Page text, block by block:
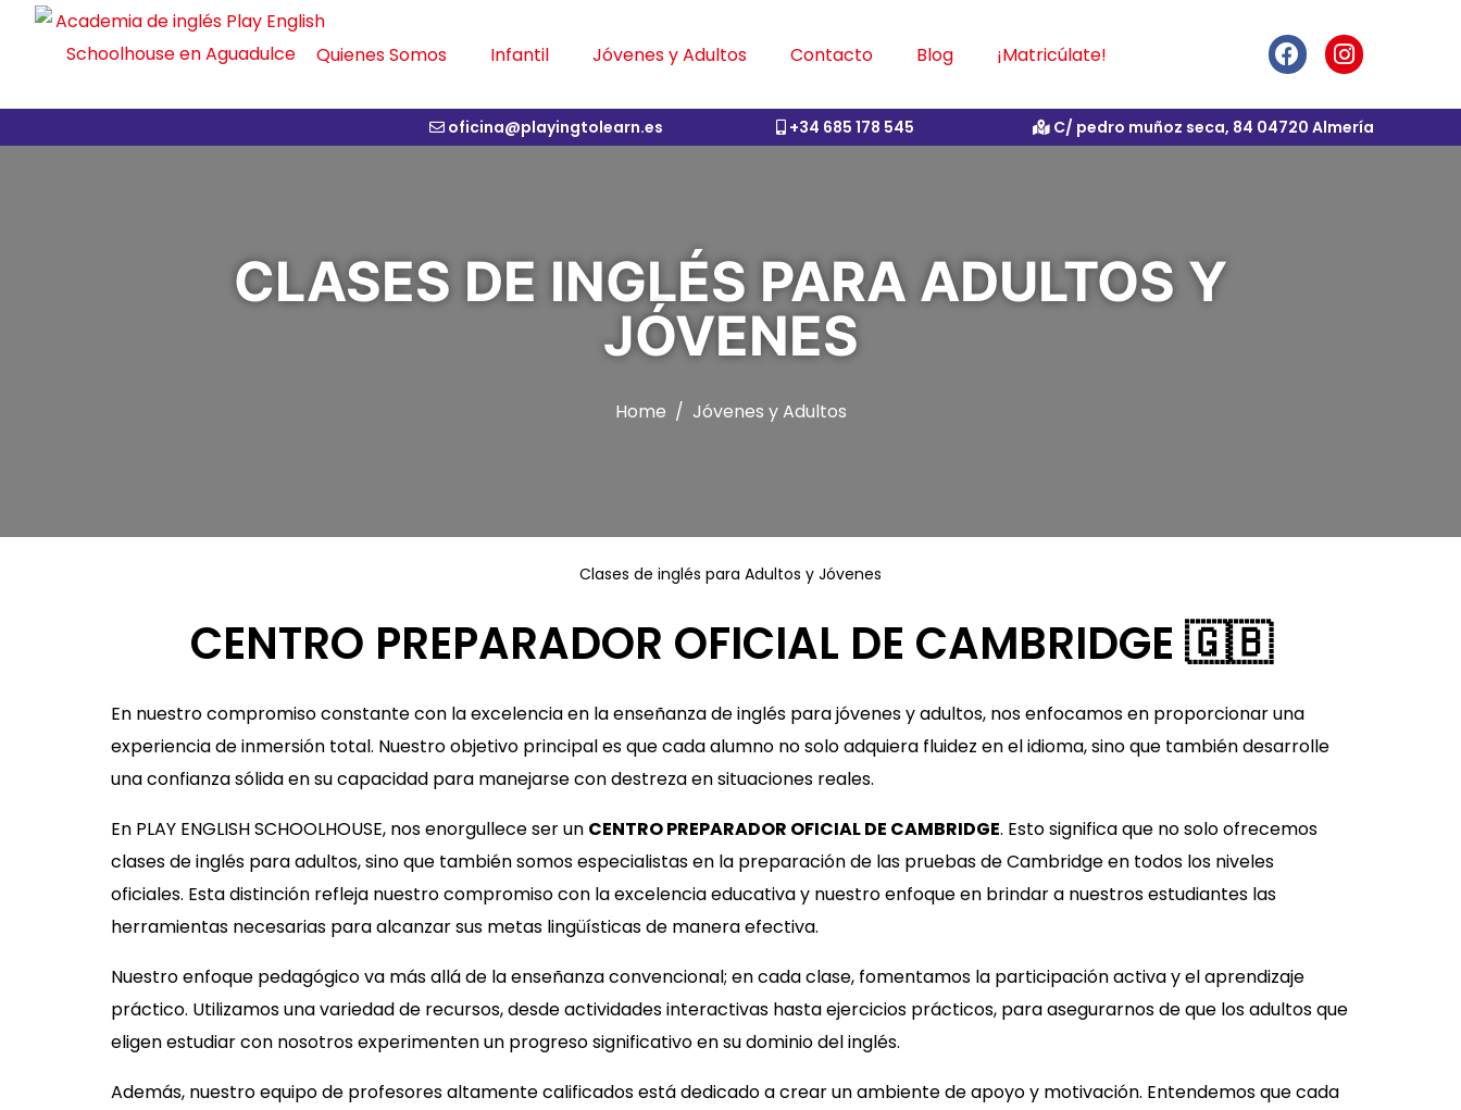
Quienes Somos Infantil Jóvenes y Adultos Contacto Blog ¡Matricúlate!
oficina@playingtolearn.es +34 685 178 545 C/ pedro muñoz seca, 84 04720 Almería
CLASES DE INGLÉS PARA ADULTOS Y
JÓVENES
Home Jóvenes y Adultos
Clases de inglés para Adultos y Jóvenes
CENTRO PREPARADOR OFICIAL DE CAMBRIDGE 🇬🇧
En nuestro compromiso constante con la excelencia en la enseñanza de inglés para jóvenes y adultos, nos enfocamos en proporcionar una
experiencia de inmersión total. Nuestro objetivo principal es que cada alumno no solo adquiera fluidez en el idioma, sino que también desarrolle
una confianza sólida en su capacidad para manejarse con destreza en situaciones reales.
En PLAY ENGLISH SCHOOLHOUSE, nos enorgullece ser un CENTRO PREPARADOR OFICIAL DE CAMBRIDGE. Esto significa que no solo ofrecemos
clases de inglés para adultos, sino que también somos especialistas en la preparación de las pruebas de Cambridge en todos los niveles
oficiales. Esta distinción refleja nuestro compromiso con la excelencia educativa y nuestro enfoque en brindar a nuestros estudiantes las
herramientas necesarias para alcanzar sus metas lingüísticas de manera efectiva.
Nuestro enfoque pedagógico va más allá de la enseñanza convencional; en cada clase, fomentamos la participación activa y el aprendizaje
práctico. Utilizamos una variedad de recursos, desde actividades interactivas hasta ejercicios prácticos, para asegurarnos de que los adultos que
eligen estudiar con nosotros experimenten un progreso significativo en su dominio del inglés.
Además, nuestro equipo de profesores altamente calificados está dedicado a crear un ambiente de apoyo y motivación. Entendemos que cada